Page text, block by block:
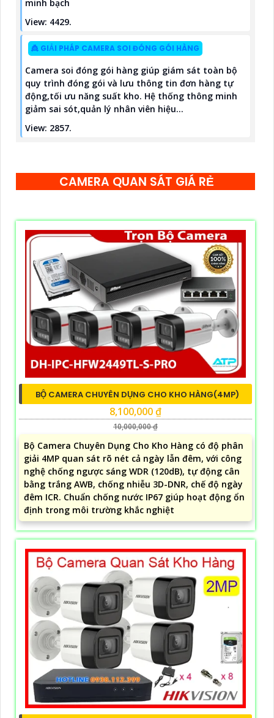
minh bạch
View: 4429.
👸 GIẢI PHÁP CAMERA SOI ĐÓNG GÓI HÀNG
Camera soi đóng gói hàng giúp giám sát toàn bộ
quy trình đóng gói và lưu thông tin đơn hàng tự
động,tối ưu năng suất kho. Hệ thống thông minh
giảm sai sót,quản lý nhân viên hiệu...
View: 2857.
CAMERA QUAN SÁT GIÁ RẺ
BỘ CAMERA CHUYÊN DỤNG CHO KHO HÀNG(4MP)
8,100,000 ₫
10,000,000 ₫
Bộ Camera Chuyên Dụng Cho Kho Hàng có độ phân
giải 4MP quan sát rõ nét cả ngày lẫn đêm, với công
nghệ chống ngược sáng WDR (120dB), tự động cân
bằng trắng AWB, chống nhiễu 3D-DNR, chế độ ngày
đêm ICR. Chuẩn chống nước IP67 giúp hoạt động ổn
định trong môi trường khắc nghiệt